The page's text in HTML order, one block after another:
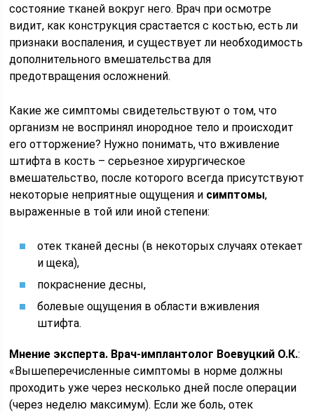
состояние тканей вокруг него. Врач при осмотре
видит, как конструкция срастается с костью, есть ли
признаки воспаления, и существует ли необходимость
дополнительного вмешательства для
предотвращения осложнений.
Какие же симптомы свидетельствуют о том, что
организм не воспринял инородное тело и происходит
его отторжение? Нужно понимать, что вживление
штифта в кость – серьезное хирургическое
вмешательство, после которого всегда присутствуют
некоторые неприятные ощущения и симптомы,
выраженные в той или иной степени:
отек тканей десны (в некоторых случаях отекает
и щека),
покраснение десны,
болевые ощущения в области вживления
штифта.
Мнение эксперта. Врач-имплантолог Воевуцкий О.К.:
«Вышеперечисленные симптомы в норме должны
проходить уже через несколько дней после операции
(через неделю максимум). Если же боль, отек